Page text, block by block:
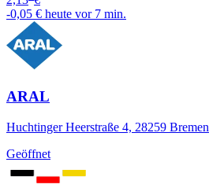
-0,05 € heute vor 7 min.
ARAL
Huchtinger Heerstraße 4, 28259 Bremen
Geöffnet